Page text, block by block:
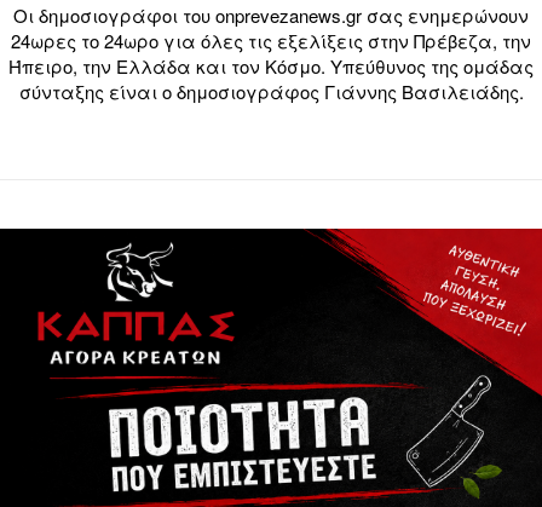
Οι δημοσιογράφοι του onprevezanews.gr σας ενημερώνουν
24ωρες το 24ωρο για όλες τις εξελίξεις στην Πρέβεζα, την
Ήπειρο, την Ελλάδα και τον Κόσμο. Υπεύθυνος της ομάδας
σύνταξης είναι ο δημοσιογράφος Γιάννης Βασιλειάδης.